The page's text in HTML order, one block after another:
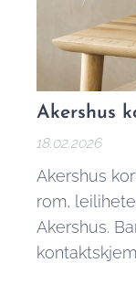
Akershus
18.02.2026
Akershus
rom,
Akershus.